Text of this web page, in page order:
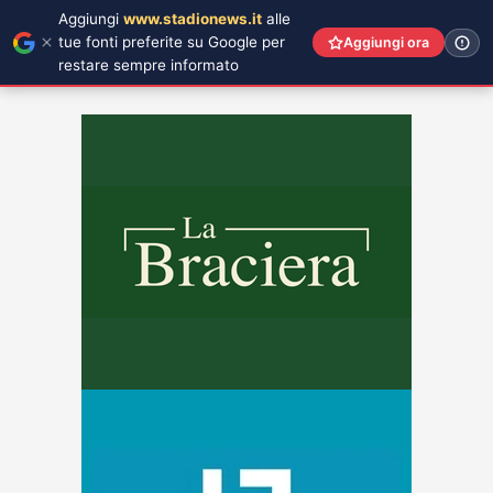
Aggiungi www.stadionews.it alle
tue fonti preferite su Google per
restare sempre informato
Aggiungi ora